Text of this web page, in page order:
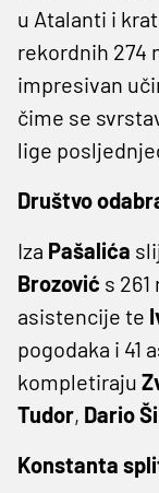
u Atalanti i
rekordnih 274
impresivan
čime se
lige
Društvo
Iza Pašalića
Brozović s
asistencije te
pogodaka i 41
kompletiraju
Tudor, Dario
Konstanta